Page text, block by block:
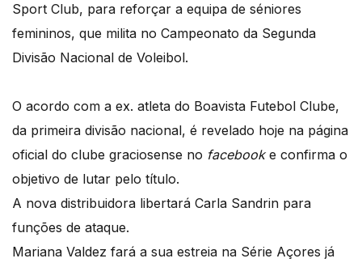
Sport Club, para reforçar a equipa de séniores
femininos, que milita no Campeonato da Segunda
Divisão Nacional de Voleibol.
O acordo com a ex. atleta do Boavista Futebol Clube,
da primeira divisão nacional, é revelado hoje na página
oficial do clube graciosense no facebooke confirma o
objetivo de lutar pelo título.
A nova distribuidora libertará Carla Sandrin para
funções de ataque.
Mariana Valdez fará a sua estreia na Série Açores já